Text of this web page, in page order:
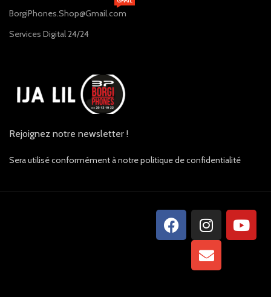
BorgiPhones.Shop@Gmail.com
Services Digital 24/24
Rejoignez notre newsletter !
Sera utilisé conformément à notre politique de confidentialité